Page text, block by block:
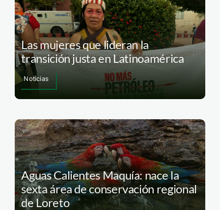
Las mujeres que lideran la
transición justa en Latinoamérica
Noticias
Aguas Calientes Maquía: nace la
sexta área de conservación regional
de Loreto